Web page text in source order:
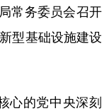
常务委员会召开
型基础设施建设
的党中央深刻